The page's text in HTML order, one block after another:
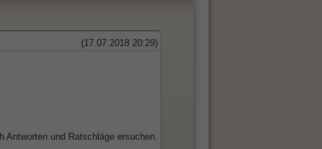
(17.07.2018 20:29)
und Ratschläge ersuchen.